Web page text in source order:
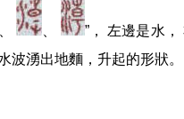
”， 左邊是水，
波湧出地麵，升起的形狀。